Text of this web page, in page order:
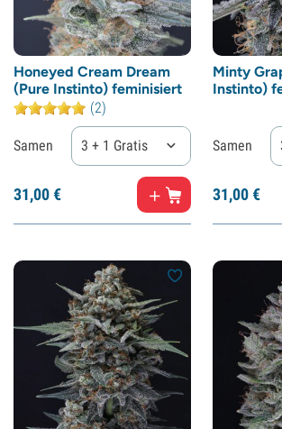
Honeyed Cream Dream
(Pure Instinto) feminisiert
(2)
Samen 3 + 1 Gratis
31,00€
Minty
Instinto)
Samen
31,00€